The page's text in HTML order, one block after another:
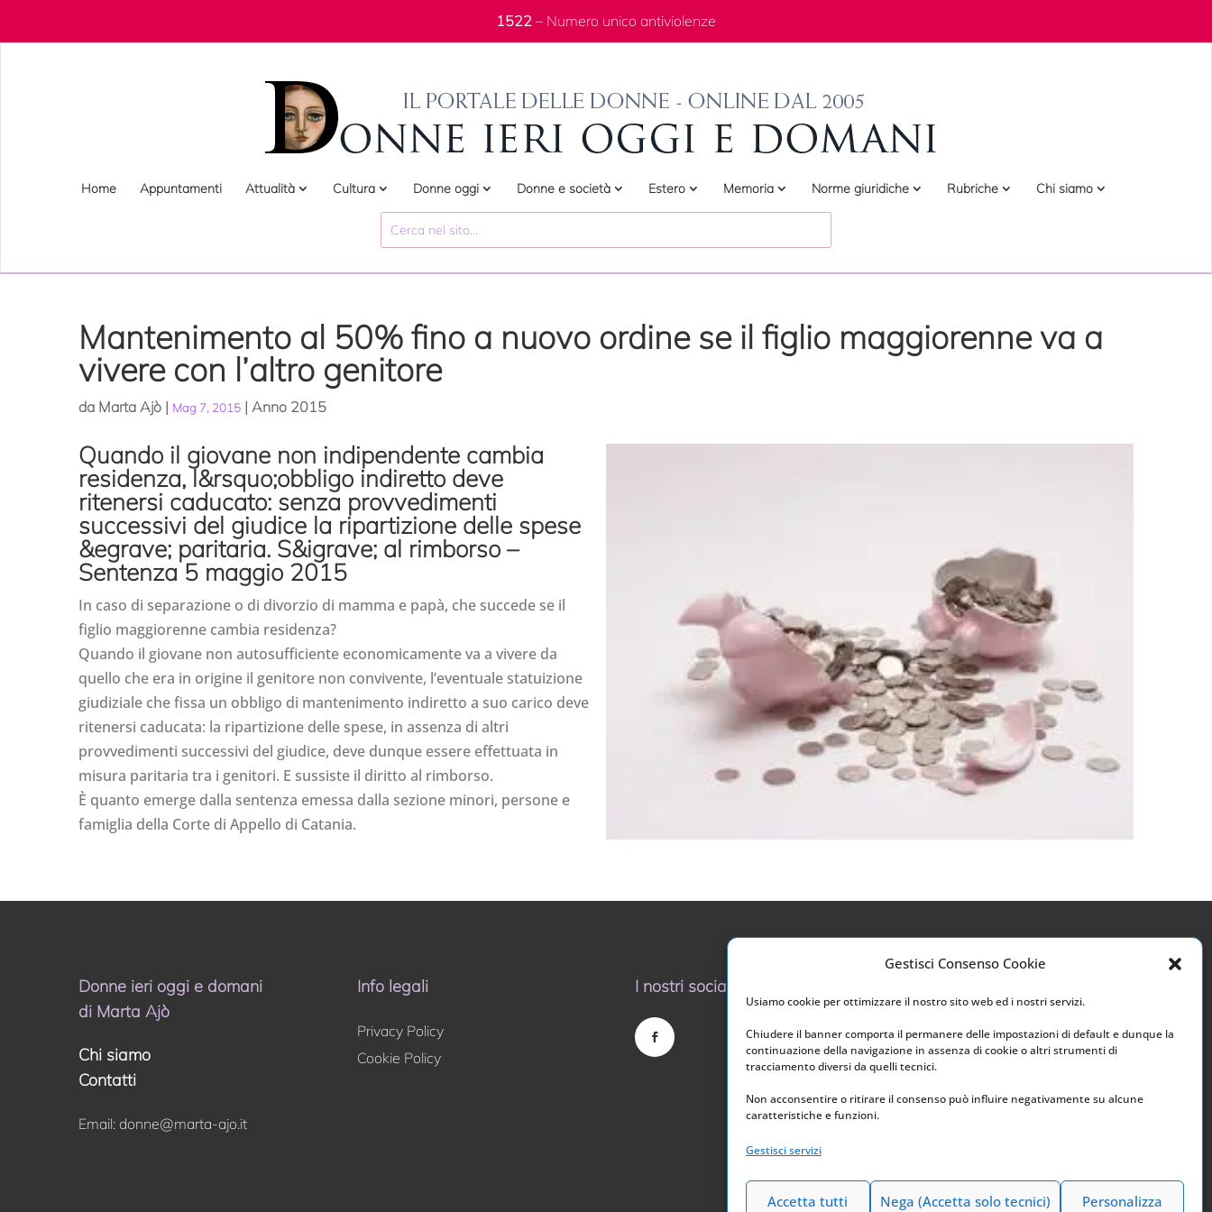
Gestisci Consenso Cookie
Usiamo cookie per ottimizzare il nostro sito web ed i nostri servizi.
Chiudere il banner comporta il permanere delle impostazioni di default e dunque la
continuazione della navigazione in assenza di cookie o altri strumenti di
tracciamento diversi da quelli tecnici.
Non acconsentire o ritirare il consenso può influire negativamente su alcune
caratteristiche e funzioni.
Gestisci servizi
Accetta tutti Nega (Accetta solo tecnici) Personalizza
1522 – Numero unico antiviolenze
Home Appuntamenti Attualità Cultura Donne oggi Donne e società Estero Memoria Norme giuridiche Rubriche Chi siamo
Mantenimento al 50% fino a nuovo ordine se il figlio maggiorenne va a
vivere con l’altro genitore
da Marta Ajò | Mag 7, 2015 | Anno 2015
Quando il giovane non indipendente cambia
residenza, l&rsquo;obbligo indiretto deve
ritenersi caducato: senza provvedimenti
successivi del giudice la ripartizione delle spese
&egrave; paritaria. S&igrave; al rimborso –
Sentenza 5 maggio 2015
In caso di separazione o di divorzio di mamma e papà, che succede se il
figlio maggiorenne cambia residenza?
Quando il giovane non autosufficiente economicamente va a vivere da
quello che era in origine il genitore non convivente, l’eventuale statuizione
giudiziale che fissa un obbligo di mantenimento indiretto a suo carico deve
ritenersi caducata: la ripartizione delle spese, in assenza di altri
provvedimenti successivi del giudice, deve dunque essere effettuata in
misura paritaria tra i genitori. E sussiste il diritto al rimborso.
È quanto emerge dalla sentenza emessa dalla sezione minori, persone e
famiglia della Corte di Appello di Catania.
Donne ieri oggi e domani
di Marta Ajò
Chi siamo
Contatti
Email: donne@marta-ajo.it
Info legali
Privacy Policy
Cookie Policy
I nostri social
Home
Archivio